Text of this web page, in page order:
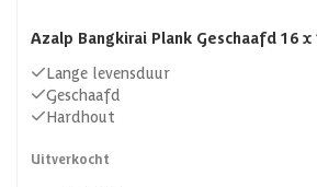
Azalp Bangkirai Plank Geschaafd 16 x
Lange levensduur
Geschaafd
Hardhout
Uitverkocht